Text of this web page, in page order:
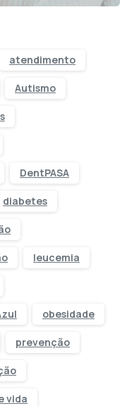
atendimento
Autismo
DentPASA
diabetes
leucemia
obesidade
prevenção
vida